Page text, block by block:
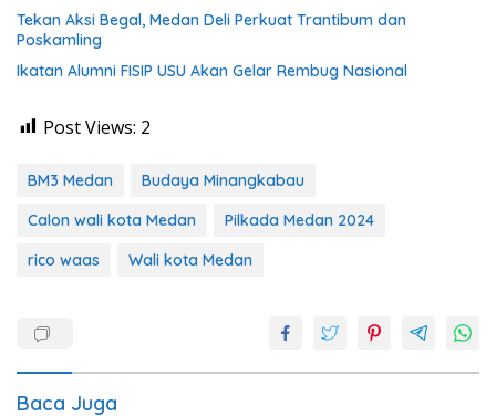
Tekan Aksi Begal, Medan Deli Perkuat Trantibum dan
Poskamling
Ikatan Alumni FISIP USU Akan Gelar Rembug Nasional
Post Views: 2
BM3 Medan
Budaya Minangkabau
Calon wali kota Medan
Pilkada Medan 2024
rico waas
Wali kota Medan
Baca Juga